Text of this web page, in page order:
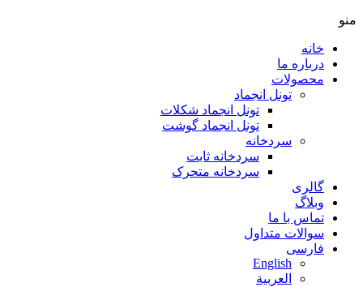
منو
خانه
درباره ما
محصولات
تونل انجماد
تونل انجماد شکلات
تونل انجماد گوشت
سردخانه
سردخانه ثابت
سردخانه متحرک
گالری
وبلاگ
تماس با ما
سوالات متداول
فارسی
English
العربية